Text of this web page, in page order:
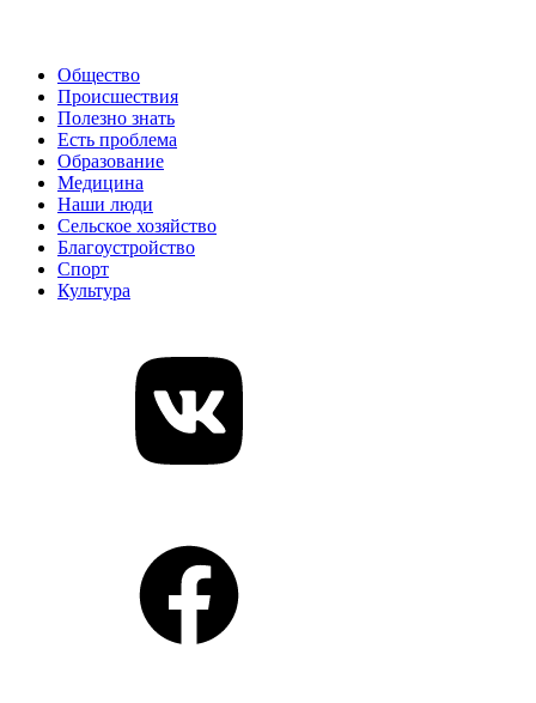
Общество
Происшествия
Полезно знать
Есть проблема
Образование
Медицина
Наши люди
Сельское хозяйство
Благоустройство
Спорт
Культура